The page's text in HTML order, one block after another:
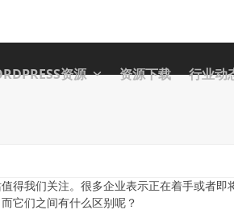
资源 资源下载 行业动
得我们关注。很多企业表示正在着手或者即
它们之间有什么区别呢？